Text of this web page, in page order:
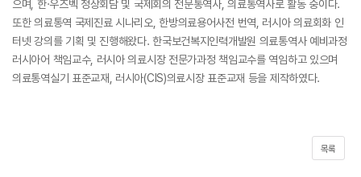
으며, 한·우즈벡 정상회담 및 국제회의 전문통역사, 의료통역사로 활동 중이다.
또한 의료통역 국제진료 시나리오, 한방의료용어사전 번역, 러시아 의료회화 인
터넷 강의를 기획 및 진행해왔다. 한국보건복지인력개발원 의료통역사 예비과정
러시아어 책임교수, 러시아 의료시장 전문가과정 책임교수를 역임하고 있으며
의료통역실기 표준교재, 러시아(CIS)의료시장 표준교재 등을 제작하였다.
목록